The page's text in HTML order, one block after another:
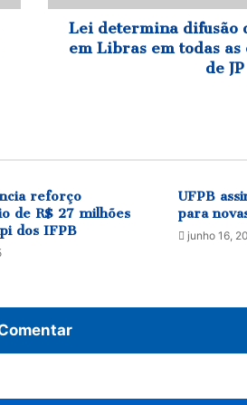
em
todasLei determina difusão
em Libras em todas
de JP
reforço
de R$ 27 milhões
dos IFPB
UFPB
para
junho 16,